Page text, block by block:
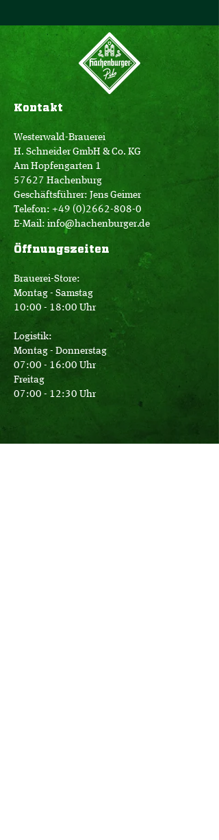
Kontakt
Westerwald-Brauerei
H. Schneider GmbH & Co. KG
Am Hopfengarten 1
57627 Hachenburg
Geschäftsführer: Jens Geimer
Telefon: +49 (0)2662-808-0
E-Mail: info@hachenburger.de
Öffnungszeiten
Brauerei-Store:
Montag - Samstag
10:00 - 18:00 Uhr
Logistik:
Montag - Donnerstag
07:00 - 16:00 Uhr
Freitag
07:00 - 12:30 Uhr